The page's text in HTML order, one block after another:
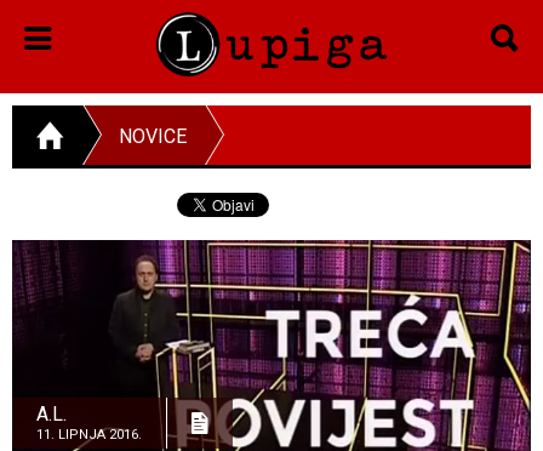
NOVICE
A.L.
11. LIPNJA 2016.